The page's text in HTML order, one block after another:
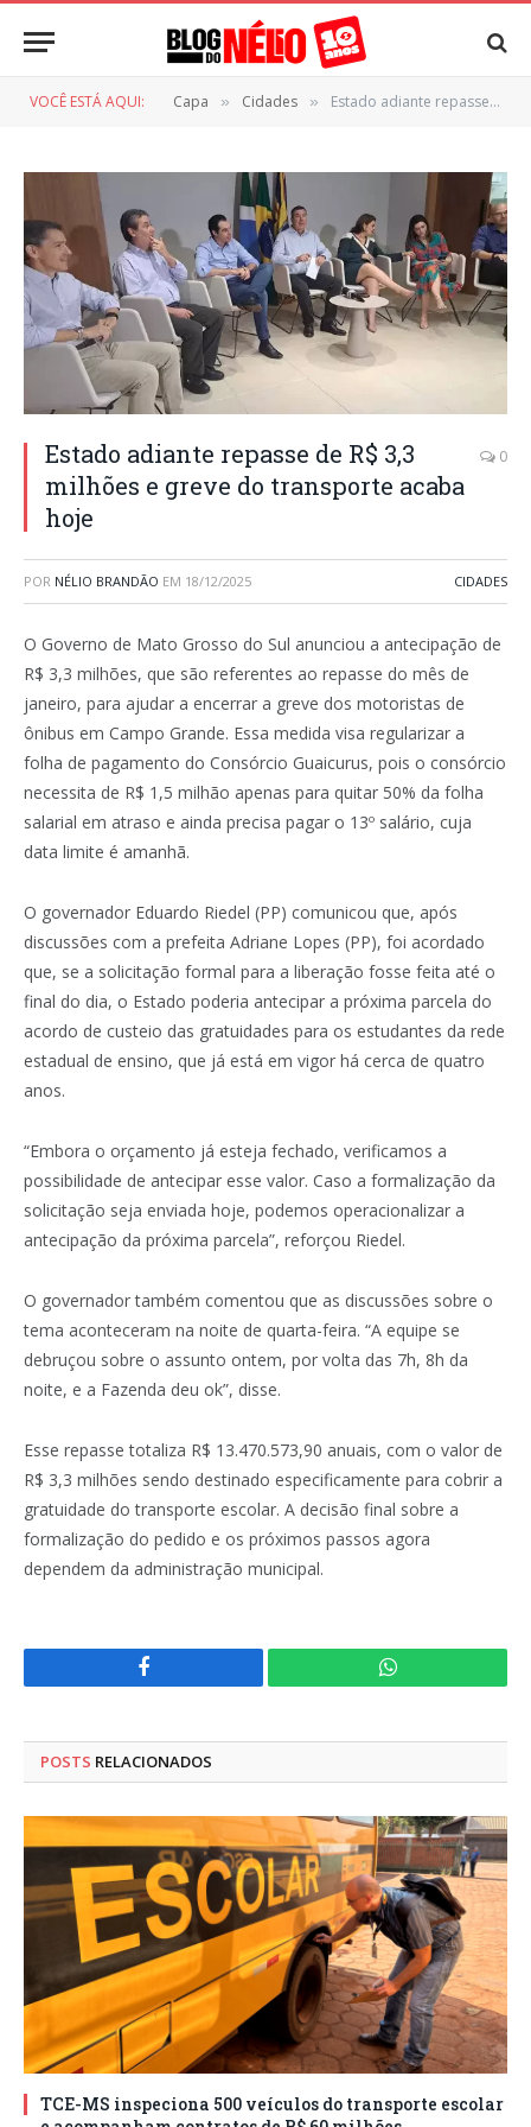
VOCÊ ESTÁ AQUI: Capa » Cidades » Estado adiante repasse de R$ 3,3 milhões e greve do transporte acaba hoje
Estado adiante repasse de R$ 3,3
milhões e greve do transporte acaba
hoje
0
POR NÉLIO BRANDÃO EM 18/12/2025 CIDADES
O Governo de Mato Grosso do Sul anunciou a antecipação de
R$ 3,3 milhões, que são referentes ao repasse do mês de
janeiro, para ajudar a encerrar a greve dos motoristas de
ônibus em Campo Grande. Essa medida visa regularizar a
folha de pagamento do Consórcio Guaicurus, pois o consórcio
necessita de R$ 1,5 milhão apenas para quitar 50% da folha
salarial em atraso e ainda precisa pagar o 13º salário, cuja
data limite é amanhã.
O governador Eduardo Riedel (PP) comunicou que, após
discussões com a prefeita Adriane Lopes (PP), foi acordado
que, se a solicitação formal para a liberação fosse feita até o
final do dia, o Estado poderia antecipar a próxima parcela do
acordo de custeio das gratuidades para os estudantes da rede
estadual de ensino, que já está em vigor há cerca de quatro
anos.
“Embora o orçamento já esteja fechado, verificamos a
possibilidade de antecipar esse valor. Caso a formalização da
solicitação seja enviada hoje, podemos operacionalizar a
antecipação da próxima parcela”, reforçou Riedel.
O governador também comentou que as discussões sobre o
tema aconteceram na noite de quarta-feira. “A equipe se
debruçou sobre o assunto ontem, por volta das 7h, 8h da
noite, e a Fazenda deu ok”, disse.
Esse repasse totaliza R$ 13.470.573,90 anuais, com o valor de
R$ 3,3 milhões sendo destinado especificamente para cobrir a
gratuidade do transporte escolar. A decisão final sobre a
formalização do pedido e os próximos passos agora
dependem da administração municipal.
Facebook WhatsApp
POSTS RELACIONADOS
TCE-MS inspeciona 500 veículos do transporte escolar